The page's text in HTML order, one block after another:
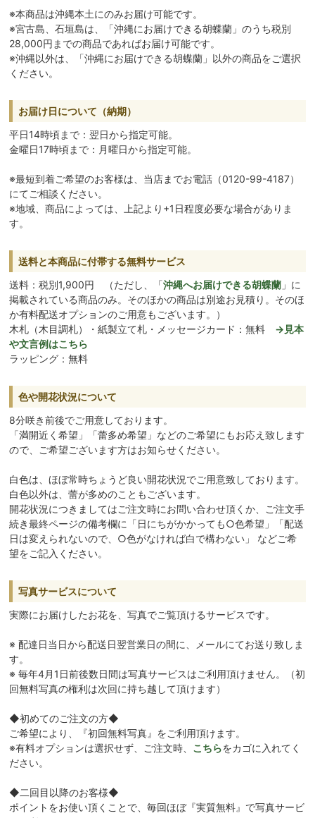
※本商品は沖縄本土にのみお届け可能です。
※宮古島、石垣島は、「沖縄にお届けできる胡蝶蘭」のうち税別
28,000円までの商品であればお届け可能です。
※沖縄以外は、「沖縄にお届けできる胡蝶蘭」以外の商品をご選択
ください。
お届け日について（納期）
平日14時頃まで：翌日から指定可能。
金曜日17時頃まで：月曜日から指定可能。
※最短到着ご希望のお客様は、当店までお電話（0120-99-4187）
にてご相談ください。
※地域、商品によっては、上記より+1日程度必要な場合がありま
す。
送料と本商品に付帯する無料サービス
送料：税別1,900円 （ただし、「沖縄へお届けできる胡蝶蘭 」に
掲載されている商品のみ。そのほかの商品は別途お見積り。そのほ
か有料配送オプションのご用意もございます。）
木札（木目調札）・紙製立て札・メッセージカード：無料 →見本
や文言例はこちら
ラッピング：無料
色や開花状況について
8分咲き前後でご用意しております。
「満開近く希望」「蕾多め希望」などのご希望にもお応え致します
ので、ご希望ございます方はお知らせください。
白色は、ほぼ常時ちょうど良い開花状況でご用意致しております。
白色以外は、蕾が多めのこともございます。
開花状況につきましてはご注文時にお問い合わせ頂くか、ご注文手
続き最終ページの備考欄に「日にちがかかっても○色希望」「配送
日は変えられないので、○色がなければ白で構わない」 などご希
望をご記入ください。
写真サービスについて
実際にお届けしたお花を、写真でご覧頂けるサービスです。
※ 配達日当日から配送日翌営業日の間に、メールにてお送り致しま
す。
※ 毎年4月1日前後数日間は写真サービスはご利用頂けません。（初
回無料写真の権利は次回に持ち越して頂けます）
◆初めてのご注文の方◆
ご希望により、『初回無料写真』をご利用頂けます。
※有料オプションは選択せず、ご注文時、 こちらをカゴに入れてく
ださい。
◆二回目以降のお客様◆
ポイントをお使い頂くことで、毎回ほぼ『実質無料』で写真サービ